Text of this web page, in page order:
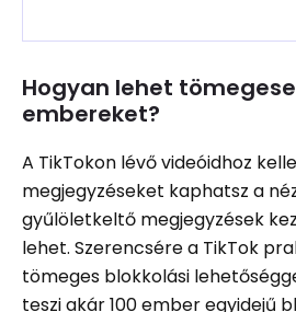
Hogyan lehet
embereket?
A TikTokon lévő videóidhoz
megjegyzéseket kaphatsz a
gyűlöletkeltő megjegyzések
lehet. Szerencsére a TikTok
tömeges blokkolási
teszi akár 100 ember egyidejű